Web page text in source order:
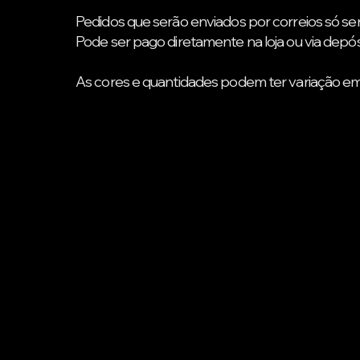
Pedidos que serão enviados por correiossó
Pode ser pago diretamente na loja ou via
As cores e quantidades podem ter variação